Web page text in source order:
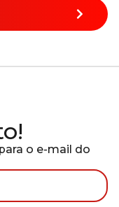
o e-mail do